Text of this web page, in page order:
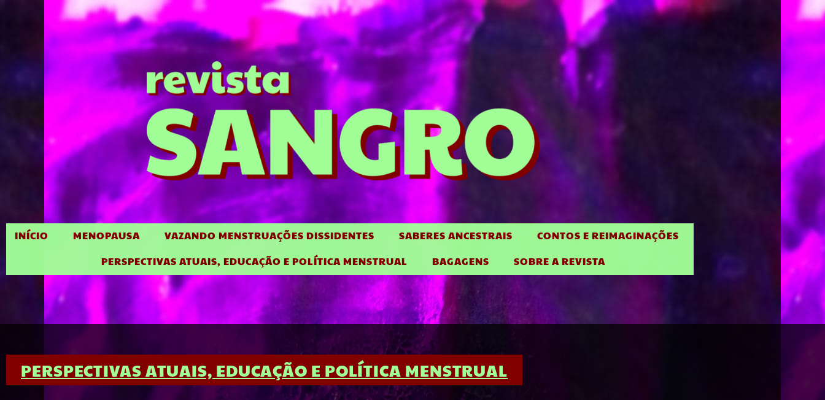
INÍCIO MENOPAUSA VAZANDO MENSTRUAÇÕES DISSIDENTES SABERES ANCESTRAIS
CONTOS E REIMAGINAÇÕES
PERSPECTIVAS ATUAIS, EDUCAÇÃO E POLÍTICA MENSTRUAL
BAGAGENS SOBRE A REVISTA
PERSPECTIVAS ATUAIS, EDUCAÇÃO E POLÍTICA MENSTRUAL